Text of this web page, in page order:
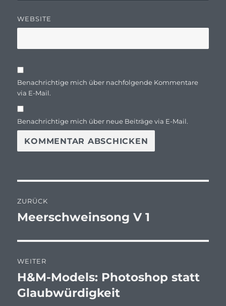
WEBSITE
Benachrichtige mich über nachfolgende Kommentare
via E-Mail.
Benachrichtige mich über neue Beiträge via E-Mail.
ZURÜCK
Vorheriger
Meerschweinsong V 1
WEITER
Nächster
Beitrag:
H&M-Models: Photoshop statt
Glaubwürdigkeit